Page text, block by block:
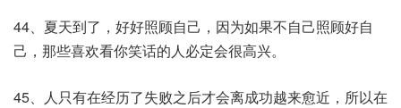
44、夏天到了，好好照顾自己，因为如果不自己照顾好自
己，那些喜欢看你笑话的人必定会很高兴。
45、人只有在经历了失败之后才会离成功越来愈近，所以在